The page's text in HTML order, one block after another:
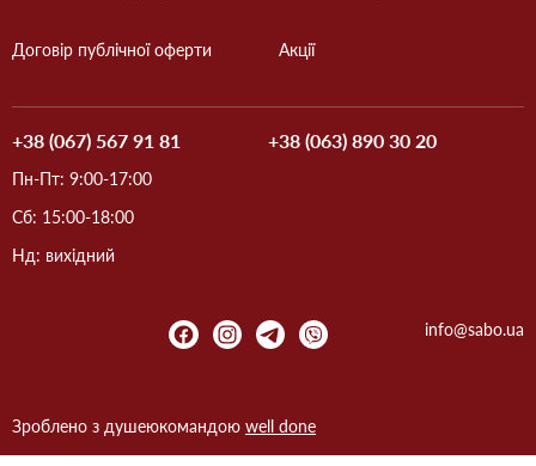
Договір публічної оферти Акції
+38 (067) 567 91 81 +38 (063) 890 30 20
Пн-Пт: 9:00-17:00
Сб: 15:00-18:00
Нд: вихідний
info@sabo.ua
Зроблено з душеюкомандою well done